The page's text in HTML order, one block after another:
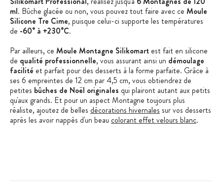
ml. Bûche glacée ou non, vous pouvez tout faire avec ce Moule
Silicone Tre Cime, puisque celui-ci supporte les températures
de -60° à +230°C.
Par ailleurs, ce Moule Montagne Silikomart est fait en silicone
de qualité professionnelle, vous assurant ainsi un démoulage
facilité et parfait pour des desserts à la forme parfaite. Grâce à
ses 6 empreintes de 12 cm par 4,5 cm, vous obtiendrez de
petites bûches de Noël originales qui plairont autant aux petits
qu'aux grands. Et pour un aspect Montagne toujours plus
réaliste, ajoutez de belles décorations hivernales sur vos desserts
après les avoir nappés d'un beau colorant effet velours blanc.
Design original